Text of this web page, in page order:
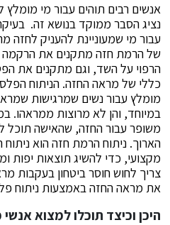
אנשים רבים תוהים עבור מי מומלץ
נציג הסבר ממוקד בנושא זה.
עבור מי שמעוניינת להעניק לחזה
של הרמת חזה מתקנים את הרקמה
הרפוי על השד, וגם מתקנים את
כללי של מראה החזה. הניתוח
מומלץ עבור נשים שמרגישות
במיוחד, והן לא מרוצות ממראהו.
משופר עבור החזה, שהאישה תוכל
הארוך. ניתוח הרמת חזה הוא
מקצועי, כדי להשיג תוצאות יפות
צריך לחוש חוסר ביטחון בעקבות
את מראה החזה באמצעות ניתוח
היכן וכיצד תוכלו למצוא